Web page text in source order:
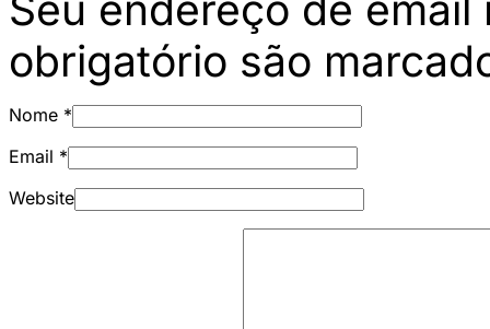
obrigatório são
Nome *
Email *
Website